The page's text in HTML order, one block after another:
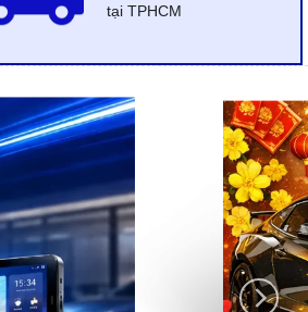
tại TPHCM